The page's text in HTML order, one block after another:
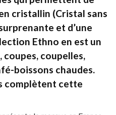
cristallin (Cristal sans
et d’une
Ethno en est un
coupes, coupelles,
boissons chaudes.
complètent cette